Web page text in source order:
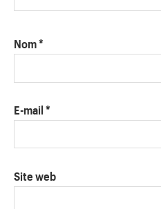
Nom*
E-mail *
Site web